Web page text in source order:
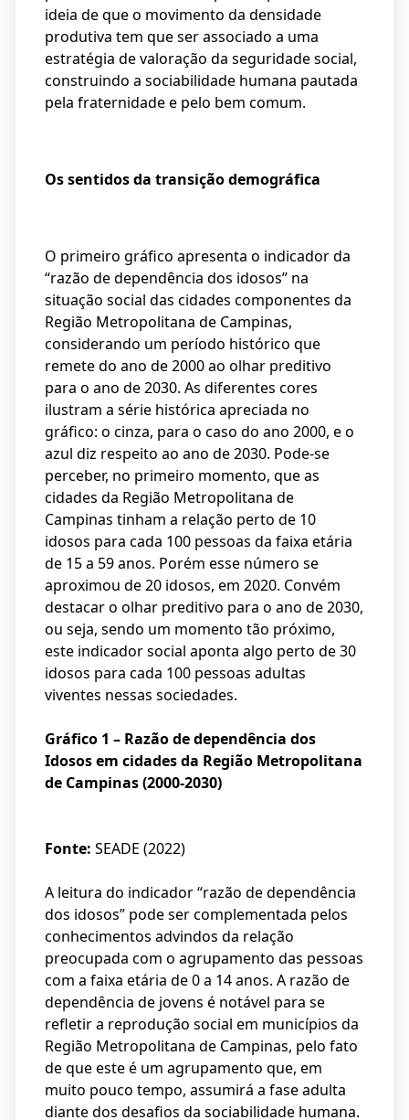
ideia de que o movimento da densidade
produtiva tem que ser associado a uma
estratégia de valoração da seguridade social,
construindo a sociabilidade humana pautada
pela fraternidade e pelo bem comum.
Os sentidos da transição demográfica
O primeiro gráfico apresenta o indicador da
“razão de dependência dos idosos” na
situação social das cidades componentes da
Região Metropolitana de Campinas,
considerando um período histórico que
remete do ano de 2000 ao olhar preditivo
para o ano de 2030. As diferentes cores
ilustram a série histórica apreciada no
gráfico: o cinza, para o caso do ano 2000, e o
azul diz respeito ao ano de 2030. Pode-se
perceber, no primeiro momento, que as
cidades da Região Metropolitana de
Campinas tinham a relação perto de 10
idosos para cada 100 pessoas da faixa etária
de 15 a 59 anos. Porém esse número se
aproximou de 20 idosos, em 2020. Convém
destacar o olhar preditivo para o ano de 2030,
ou seja, sendo um momento tão próximo,
este indicador social aponta algo perto de 30
idosos para cada 100 pessoas adultas
viventes nessas sociedades.
Gráfico 1 – Razão de dependência dos
Idosos em cidades da Região Metropolitana
de Campinas (2000-2030)
Fonte: SEADE (2022)
A leitura do indicador “razão de dependência
dos idosos” pode ser complementada pelos
conhecimentos advindos da relação
preocupada com o agrupamento das pessoas
com a faixa etária de 0 a 14 anos. A razão de
dependência de jovens é notável para se
refletir a reprodução social em municípios da
Região Metropolitana de Campinas, pelo fato
de que este é um agrupamento que, em
muito pouco tempo, assumirá a fase adulta
diante dos desafios da sociabilidade humana.